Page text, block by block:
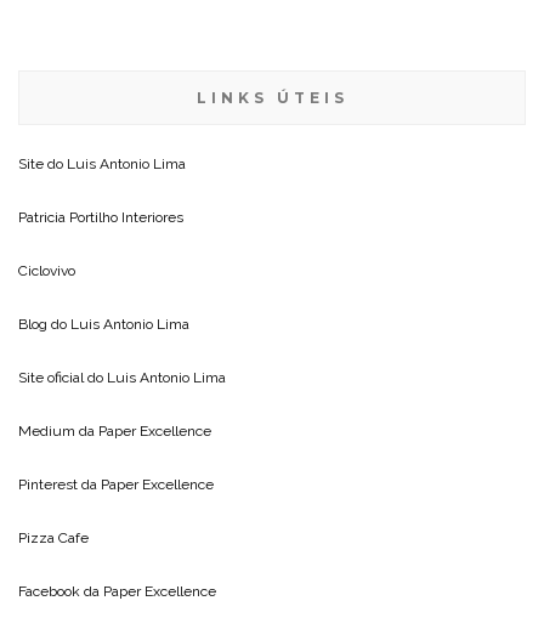
LINKS ÚTEIS
Site do Luis Antonio Lima
Patricia Portilho Interiores
Ciclovivo
Blog do Luis Antonio Lima
Site oficial do Luis Antonio Lima
Medium da Paper Excellence
Pinterest da Paper Excellence
Pizza Cafe
Facebook da Paper Excellence